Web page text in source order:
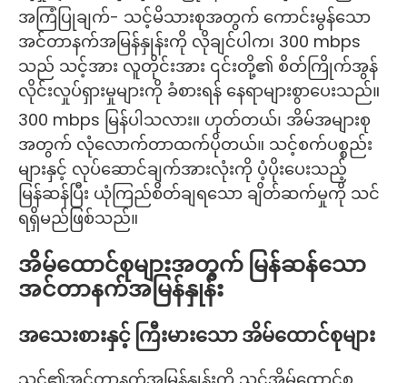
အကြံပြုချက်- သင့်မိသားစုအတွက် ကောင်းမွန်သော
အင်တာနက်အမြန်နှုန်းကို လိုချင်ပါက၊ 300 mbps
သည် သင့်အား လူတိုင်းအား ၎င်းတို့၏ စိတ်ကြိုက်အွန်
လိုင်းလှုပ်ရှားမှုများကို ခံစားရန် နေရာများစွာပေးသည်။
300 mbps မြန်ပါသလား။ ဟုတ်တယ်၊ အိမ်အများစု
အတွက် လုံလောက်တာထက်ပိုတယ်။ သင့်စက်ပစ္စည်း
များနှင့် လုပ်ဆောင်ချက်အားလုံးကို ပံ့ပိုးပေးသည့်
မြန်ဆန်ပြီး ယုံကြည်စိတ်ချရသော ချိတ်ဆက်မှုကို သင်
ရရှိမည်ဖြစ်သည်။
အိမ်ထောင်စုများအတွက် မြန်ဆန်သော
အင်တာနက်အမြန်နှုန်း
အသေးစားနှင့် ကြီးမားသော အိမ်ထောင်စုများ
သင်၏အင်တာနက်အမြန်နှုန်းကို သင့်အိမ်ထောင်စု